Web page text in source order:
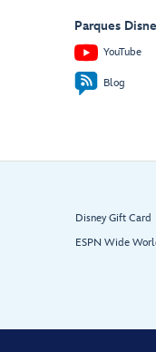
Parques
YouTube
Blog
Disney Gift Card
ESPN Wide